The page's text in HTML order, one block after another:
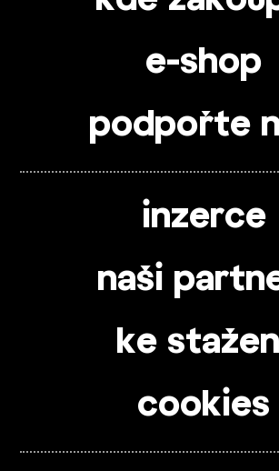
e-shop
podpořte
inzerce
naši
ke
cookies